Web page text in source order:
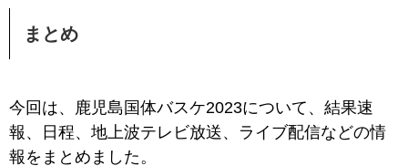
まとめ
今回は、鹿児島国体バスケ2023について、結果速
報、日程、地上波テレビ放送、ライブ配信などの情
報をまとめました。